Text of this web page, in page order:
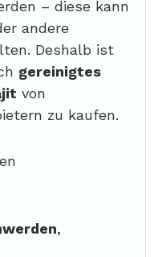
– diese kann
andere
Deshalb ist
gereinigtes
von
zu kaufen.
,